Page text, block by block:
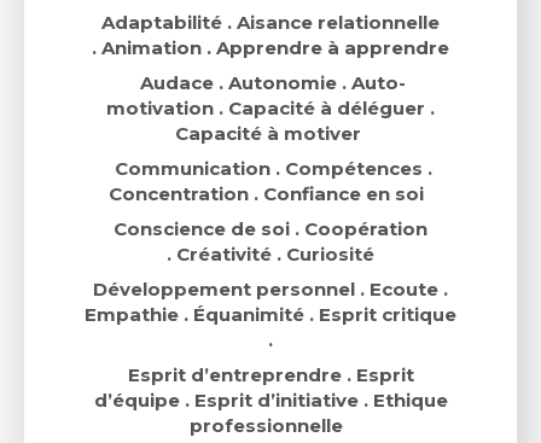
Adaptabilité . Aisance relationnelle
. Animation . Apprendre à apprendre
Audace . Autonomie . Auto-
motivation . Capacité à déléguer .
Capacité à motiver
Communication . Compétences .
Concentration . Confiance en soi
Conscience de soi . Coopération
. Créativité . Curiosité
Développement personnel . Ecoute .
Empathie . Équanimité . Esprit critique
.
Esprit d’entreprendre . Esprit
d’équipe . Esprit d’initiative . Ethique
professionnelle